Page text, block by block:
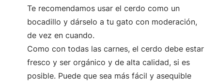
Te recomendamos usar el cerdo como un
bocadillo y dárselo a tu gato con moderación,
de vez en cuando.
Como con todas las carnes, el cerdo debe estar
fresco y ser orgánico y de alta calidad, si es
posible. Puede que sea más fácil y asequible